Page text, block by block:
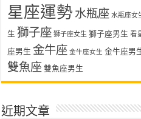
星座運勢 水瓶座 水瓶座女
生 獅子座 獅子座女生 獅子座男生 看
座男生 金牛座 金牛座女生 金牛座男
雙魚座 雙魚座男生
近期文章